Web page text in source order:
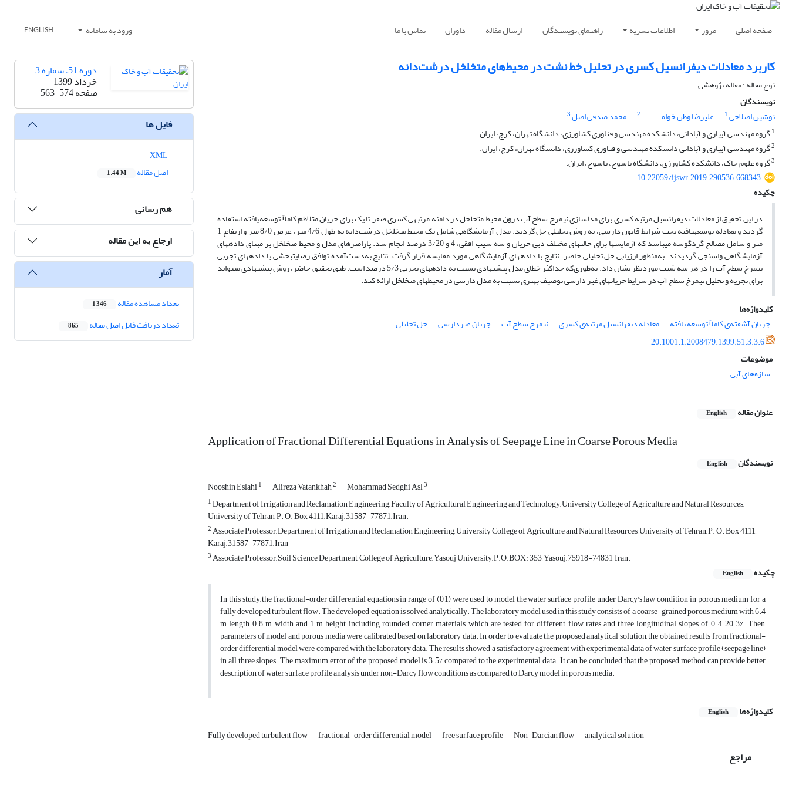
صفحه اصلی مرور اطلاعات نشریه راهنمای نویسندگان ارسال مقاله داوران تماس با ما ورود به سامانه ENGLISH
کاربرد معادلات دیفرانسیل کسری در تحلیل خط نشت در محیط‌های متخلخل درشت‌دانه
نوع مقاله : مقاله پژوهشی
نویسندگان
نوشین اصلاحی1 علیرضا وطن خواه 2 محمد صدقی اصل3
1گروه مهندسی آبیاری و آبادانی، دانشکده مهندسی و فناوری کشاورزی، دانشگاه تهران، کرج، ایران.
2گروه مهندسی آبیاری و آبادانی دانشکده مهندسی و فناوری کشاورزی، دانشگاه تهران، کرج، ایران.
3گروه علوم خاک، دانشکده کشاورزی، دانشگاه یاسوج، یاسوج، ایران.
10.22059/ijswr.2019.290536.668343
چکیده
در این تحقیق از معادلات دیفرانسیل مرتبه کسری برای مدل­سازی نیمرخ سطح آب درون محیط متخلخل در دامنه مرتبه­ی کسری صفر تا یک برای جریان متلاطم کاملاً توسعه‌یافته استفاده
گردید و معادله توسعه­یافته تحت شرایط قانون دارسی، به روش تحلیلی حل گردید. مدل آزمایشگاهی شامل یک محیط متخلخل درشت‌دانه به طول 4/6 متر، عرض 8/0 متر و ارتفاع 1
متر و شامل مصالح گرد­گوشه می­باشد که آزمایش­ها برای حالت­های مختلف دبی جریان و سه شیب افقی، 4 و 3/20 درصد انجام شد. پارامترهای مدل و محیط متخلخل بر مبنای داده­های
آزمایشگاهی واسنجی گردیدند. به‌منظور ارزیابی حل تحلیلی حاضر، نتایج با داده­های آزمایشگاهی مورد مقایسه قرار گرفت. نتایج به‌دست‌آمده توافق رضایت­بخشی با داده­های تجربی
نیمرخ سطح آب را در هر سه شیب موردنظر نشان داد. به‌طوری‌که حداکثر خطای مدل پیشنهادی نسبت به داده­های تجربی 5/3 درصد است. طبق تحقیق حاضر، روش پیشنهادی می­تواند
برای تجزیه و تحلیل نیمرخ سطح آب در شرایط جریان­های غیر دارسی توصیف بهتری نسبت به مدل دارسی در محیط­های متخلخل ارائه کند.
کلیدواژه‌ها
جریان آشفته‌ی کاملاً توسعه یافته
معادله دیفرانسیل مرتبه‌ی کسری نیمرخ سطح آب جریان غیردارسی
حل تحلیلی
20.1001.1.2008479.1399.51.3.3.6
موضوعات
سازه‌های آبی
عنوان مقاله English
Application of Fractional Differential Equations in Analysis of Seepage Line in Coarse Porous Media
نویسندگان English
Nooshin Eslahi1 Alireza Vatankhah2 Mohammad Sedghi Asl3
1Department of Irrigation and Reclamation Engineering, Faculty of Agricultural Engineering and Technology, University College of Agriculture and Natural Resources,
University of Tehran, P. O. Box 4111, Karaj, 31587-77871, Iran.
2Associate Professor, Department of Irrigation and Reclamation Engineering, University College of Agriculture and Natural Resources, University of Tehran, P. O. Box 4111,
Karaj, 31587-77871, Iran
3Associate Professor, Soil Science Department, College of Agriculture, Yasouj University, P.O.BOX: 353, Yasouj, 75918-74831, Iran.
چکیده
English
In this study, the fractional-order differential equations in range of (0,1) were used to model the water surface profile under Darcy's law condition in porous medium for a
fully developed turbulent flow. The developed equation is solved analytically. The laboratory model used in this study consists of a coarse-grained porous medium with 6.4
m length, 0.8 m width and 1 m height, including rounded corner materials, which are tested for different flow rates and three longitudinal slopes of 0, 4, 20.3%. Then,
parameters of model and porous media were calibrated based on laboratory data. In order to evaluate the proposed analytical solution, the obtained results from fractional-
order differential model were compared with the laboratory data. The results showed a satisfactory agreement with experimental data of water surface profile (seepage line)
in all three slopes. The maximum error of the proposed model is 3.5% compared to the experimental data. It can be concluded that the proposed method can provide better
description of water surface profile analysis under non-Darcy flow conditions as compared to Darcy model in porous media.
کلیدواژه‌ها English
Fully developed turbulent flow fractional-order differential model free surface profile Non-Darcian flow analytical solution
مراجع
دوره 51، شماره 3
خرداد 1399
صفحه563-574
فایل ها
اصل مقاله
1.44 M
هم رسانی
ارجاع به این مقاله
آمار
تعداد مشاهده مقاله 1,346
تعداد دریافت فایل اصل مقاله 865